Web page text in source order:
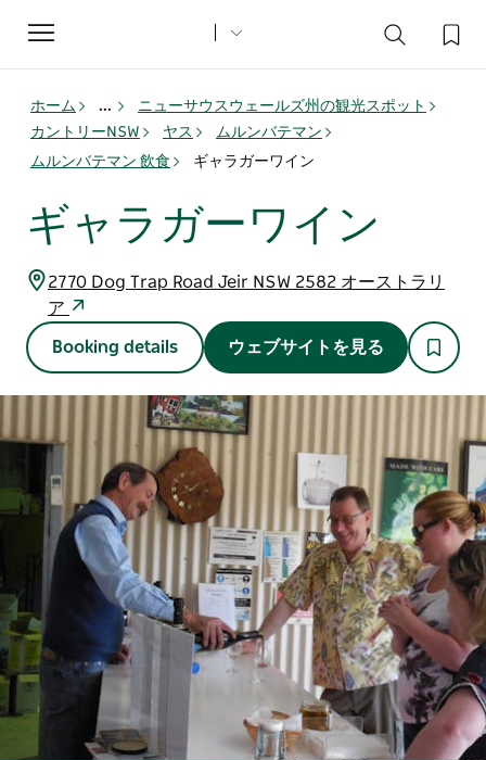
Toggle
navigation
ホーム ...
ニューサウスウェールズ州の観光スポット
カントリーNSW
ヤス
ムルンバテマン
ムルンバテマン 飲食
ギャラガーワイン
ギャラガーワイン
2770 Dog Trap Road Jeir NSW 2582 オーストラリ
ア
Booking details ウェブサイトを見る